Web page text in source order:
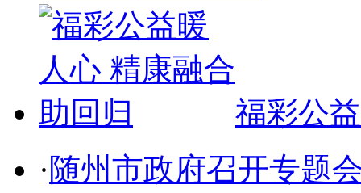
福彩公
·随州市政府召开专题